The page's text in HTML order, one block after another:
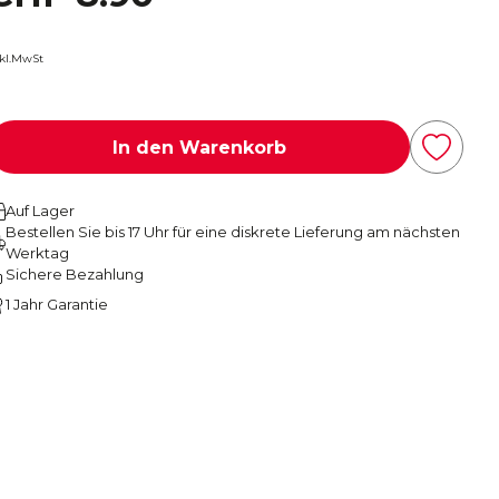
In den Warenkorb
Auf Lager
Bestellen Sie bis 17 Uhr für eine diskrete Lieferung am nächsten
Werktag
Sichere Bezahlung
1 Jahr Garantie